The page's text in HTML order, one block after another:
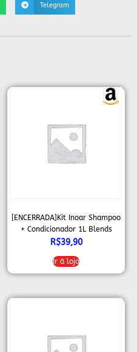
Telegram
[ENCERRADA]Kit Inoar Shampoo
+ Condicionador 1L Blends
Vitamina C
R$39,90
Ir à loja